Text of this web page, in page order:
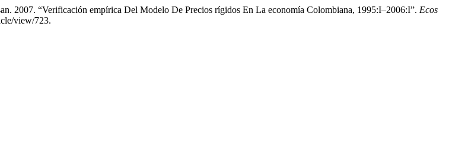
2007. “Verificación empírica Del Modelo De Precios rígidos En La economía Colombiana, 1995:I–2006:I”. Ecos
view/723.